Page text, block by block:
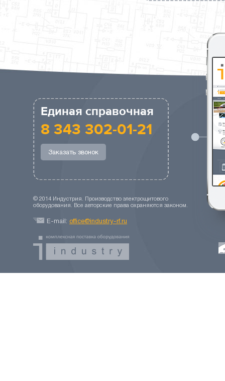
Единая справочная
8 343 302-01-21
Заказать звонок
© 2014 Индустрия. Производство электрощитового
оборудования. Все авторские права охраняются законом.
E-mail: office@industry-rf.ru